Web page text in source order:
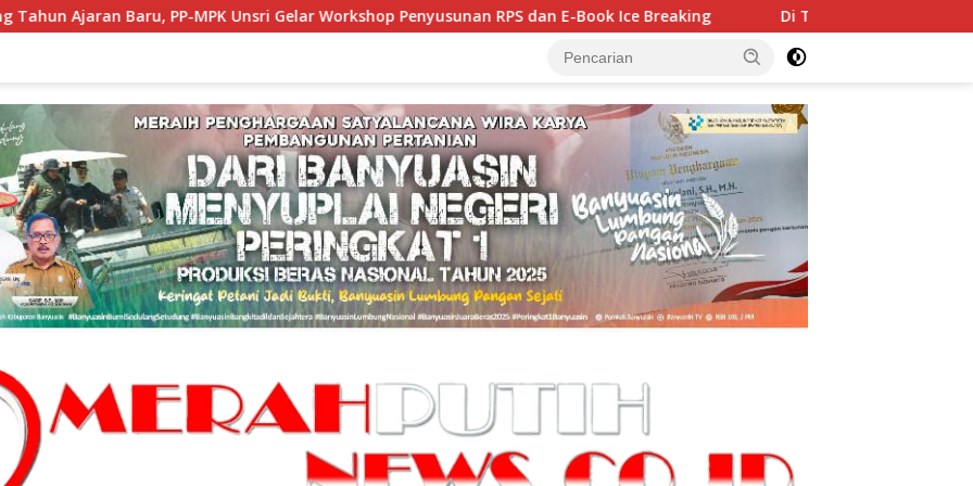
Unsri Gelar Workshop Penyusunan RPS dan E-Book Ice Breaking Di Tengah Pesta Pernikahan, Kades Galang